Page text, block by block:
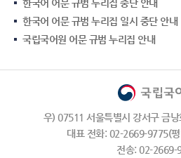
한국어 어문 규범 누리집 중단 안내
한국어 어문 규범 누리집 일시 중단 안내
국립국어원 어문 규범 누리집 안내
우) 07511 서울특별시 강서구 금
대표 전화: 02-2669-9775(
전송: 02-2669-